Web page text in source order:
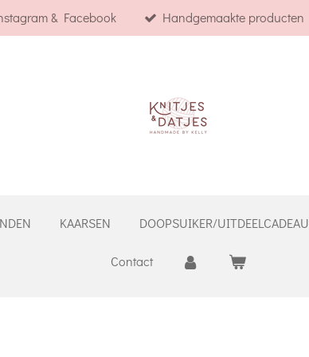
& Facebook Handgemaakte producten
KAARSEN DOOPSUIKER/UITDEELCADEAU
Contact